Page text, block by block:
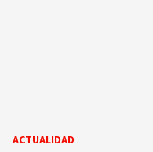
ACTUALIDAD